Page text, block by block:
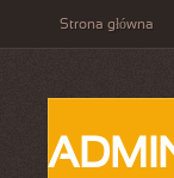
Strona główna